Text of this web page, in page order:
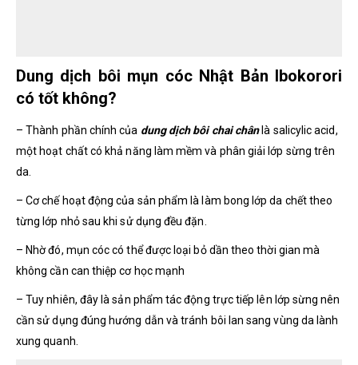
Dung dịch bôi mụn cóc Nhật Bản Ibokorori
có tốt không?
– Thành phần chính của dung dịch bôi chai chânlà salicylic acid,
một hoạt chất có khả năng làm mềm và phân giải lớp sừng trên
da.
– Cơ chế hoạt động của sản phẩm là làm bong lớp da chết theo
từng lớp nhỏ sau khi sử dụng đều đặn.
– Nhờ đó, mụn cóc có thể được loại bỏ dần theo thời gian mà
không cần can thiệp cơ học mạnh
– Tuy nhiên, đây là sản phẩm tác động trực tiếp lên lớp sừng nên
cần sử dụng đúng hướng dẫn và tránh bôi lan sang vùng da lành
xung quanh.